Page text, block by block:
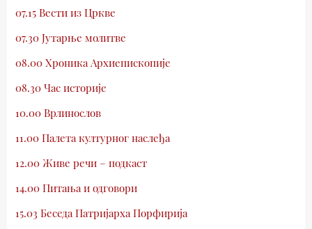
07.15 Вести из Цркве
07.30 Јутарње молитве
08.00 Хроника Архиепископије
08.30 Час историје
10.00 Врлинослов
11.00 Палета културног наслеђа
12.00 Живе речи – подкаст
14.00 Питања и одговори
15.03 Беседа Патријарха Порфирија